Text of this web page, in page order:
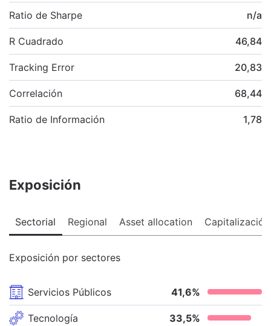
Ratio de Sharpe n/a
R Cuadrado 46,84
Tracking Error 20,83
Correlación 68,44
Ratio de Información 1,78
Exposición
Sectorial Regional Asset allocation Capitalización
Exposición por sectores
Servicios Públicos 41,6%
Tecnología 33,5%